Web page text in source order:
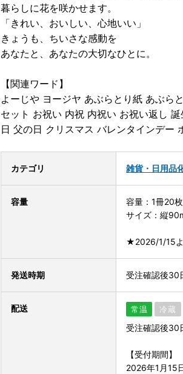
暮らしに花を咲かせます。
「きれい、おいしい、心地いい」
きょうも、ちいさな感動を
あなたと、あなたの大切なひとに。
【関連ワード】
よーじや ヨージヤ あぶらとり紙 あぶら
セット お祝い 内祝 内祝い お祝い返し
日 父の日 クリスマス バレンタインデー
カテゴリ 雑貨・日用品
容量
容量：1冊20
サイズ：縦
★2026/1/15
発送時期 受注確認後30
配送 常温 冷蔵
受注確認後30
【受付期間】
2026年1月15